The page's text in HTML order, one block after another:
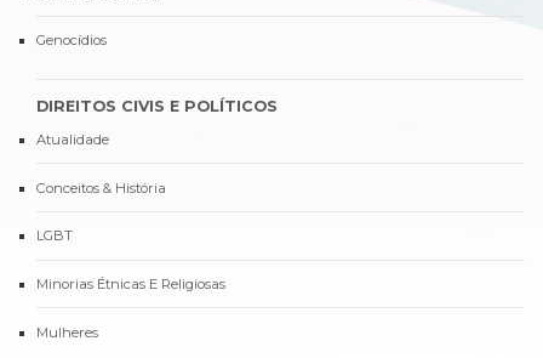
Genocídios
DIREITOS CIVIS E POLÍTICOS
Atualidade
Conceitos & História
LGBT
Minorias Étnicas E Religiosas
Mulheres